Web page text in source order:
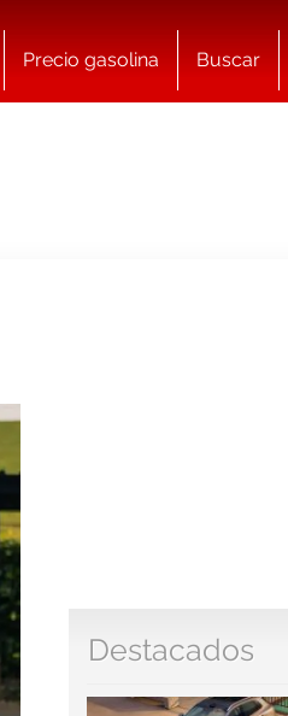
Precio gasolina Buscar
Destacados